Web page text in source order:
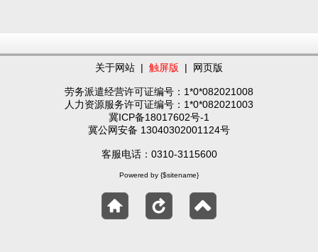
关于网站 | 触屏版 | 网页版
劳务派遣经营许可证编号：1*0*082021008
人力资源服务许可证编号：1*0*082021003
冀ICP备18017602号-1
冀公网安备 13040302001124号
客服电话：0310-3115600
Powered by {$sitename}